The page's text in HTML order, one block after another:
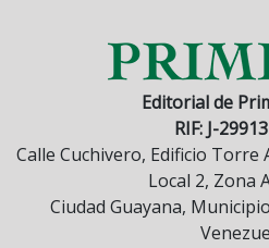
Editorial de
RIF: J-
Calle Cuchivero, Edificio Torre
Local 2, Zona
Ciudad Guayana,